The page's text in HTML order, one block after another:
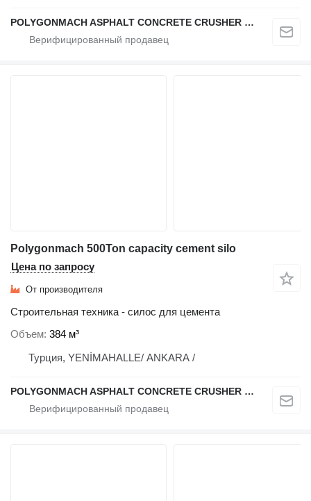
POLYGONMACH ASPHALT CONCRETE CRUSHER SYSTEMS
Polygonmach 500Ton capacity cement silo
Цена по запросу
От производителя
Строительная техника - силос для цемента
Объем 384 м³
Турция, YENİMAHALLE/ ANKARA /
POLYGONMACH ASPHALT CONCRETE CRUSHER SYSTEMS